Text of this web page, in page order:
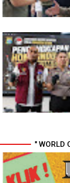
Komisi D DPRDSU
Bobby Nasution
Nias
Bahan dari
Sumut Bongkar
Vape Mengandung
" WORLD